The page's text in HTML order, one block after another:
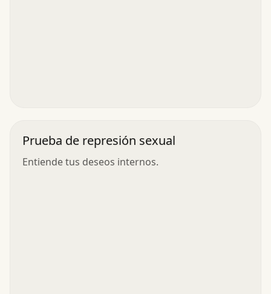
Prueba de represión sexual
Entiende tus deseos internos.